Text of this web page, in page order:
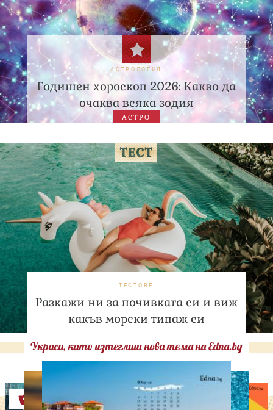
АСТРОЛОГИЯ
Годишен хороскоп 2026: Какво да
очаква всяка зодия
АСТРО
ТЕСТОВЕ
Разкажи ни за почивката си и виж
какъв морски типаж си
Украси, като изтеглиш нова тема на Edna.bg
Оферти